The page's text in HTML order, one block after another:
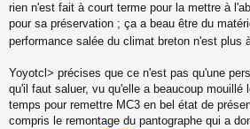
g
e
n
l
u
rien n'est fait à court terme pour la mettre à
pour sa préservation ; ça a beau être du
performance salée du climat breton n'est plus
Yoyotcl> précises que ce n'est pas qu'une
qu'il faut saluer, vu qu'elle a beaucoup mouillé
temps pour remettre MC3 en bel état de
compris le remontage du pantographe qui a